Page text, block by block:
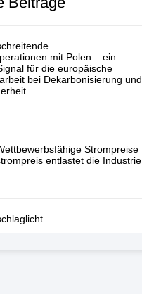
mit Polen – ein
für die europäische
bei Dekarbonisierung und
Strompreise
entlastet die Industrie